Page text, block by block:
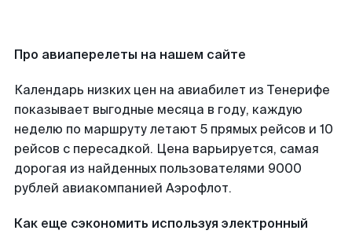
Про авиаперелеты на нашем сайте
Календарь низких цен на авиабилет из Тенерифе
показывает выгодные месяца в году, каждую
неделю по маршруту летают 5 прямых рейсов и 10
рейсов с пересадкой. Цена варьируется, самая
дорогая из найденных пользователями 9000
рублей авиакомпанией Аэрофлот.
Как еще сэкономить используя электронный